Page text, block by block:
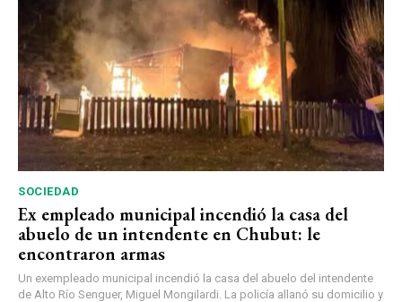
SOCIEDAD
Ex empleado municipal incendió la casa del
abuelo de un intendente en Chubut: le
encontraron armas
Un exempleado municipal incendió la casa del abuelo del intendente
de Alto Río Senguer, Miguel Mongilardi. La policía allanó su domicilio y